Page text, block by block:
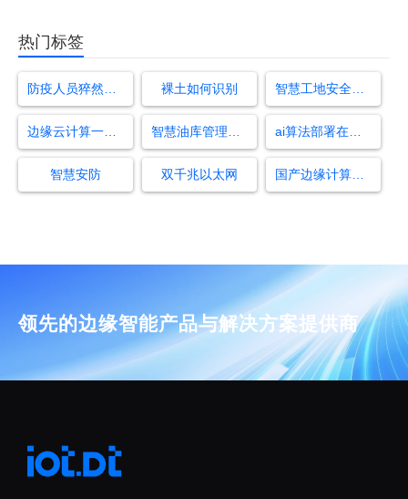
热门标签
裸土如何识别 智慧工地安全管理系统
ai算法部署在工控机上
智慧安防 双千兆以太网 国产边缘计算盒子
领先的边缘智能产品与解决方案提供商